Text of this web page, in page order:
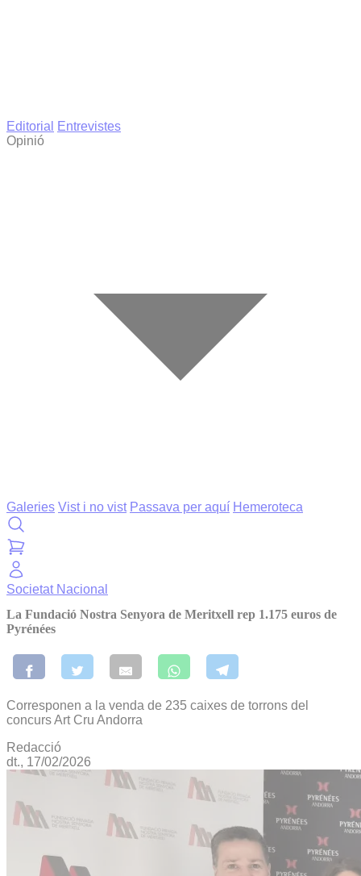
Editorial
Entrevistes
Opinió
Galeries Vist i no vist Passava per aquí Hemeroteca
Societat Nacional
La Fundació Nostra Senyora de Meritxell rep 1.175 euros de
Pyrénées
Corresponen a la venda de 235 caixes de torrons del
concurs Art Cru Andorra
Redacció
dt., 17/02/2026